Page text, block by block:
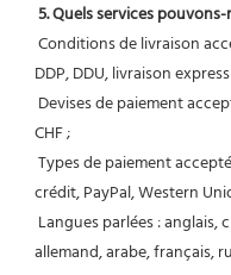
5. Quels services
DDP, DDU, livraison express
CHF ;
crédit, PayPal, Western
allemand, arabe, français,